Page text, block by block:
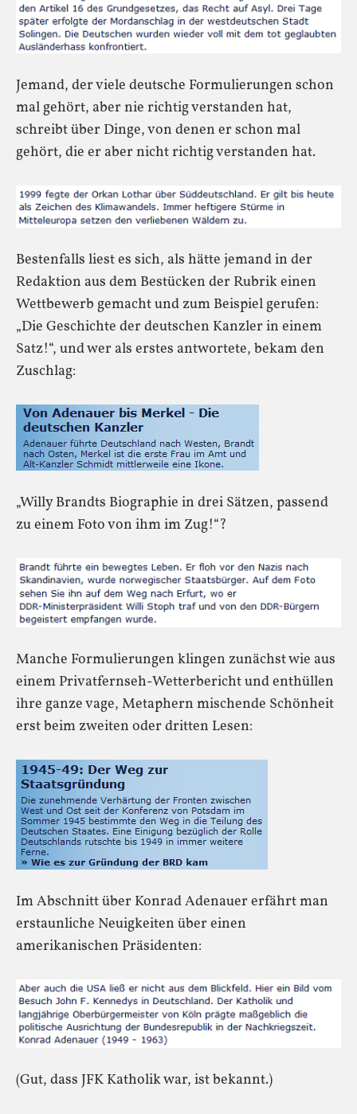
Jemand, der viele deutsche Formulierungen schon
mal gehört, aber nie richtig verstanden hat,
schreibt über Dinge, von denen er schon mal
gehört, die er aber nicht richtig verstanden hat.
Bestenfalls liest es sich, als hätte jemand in der
Redaktion aus dem Bestücken der Rubrik einen
Wettbewerb gemacht und zum Beispiel gerufen:
„Die Geschichte der deutschen Kanzler in einem
Satz!“, und wer als erstes antwortete, bekam den
Zuschlag:
„Willy Brandts Biographie in drei Sätzen, passend
zu einem Foto von ihm im Zug!“?
Manche Formulierungen klingen zunächst wie aus
einem Privatfernseh-Wetterbericht und enthüllen
ihre ganze vage, Metaphern mischende Schönheit
erst beim zweiten oder dritten Lesen:
Im Abschnitt über Konrad Adenauer erfährt man
erstaunliche Neuigkeiten über einen
amerikanischen Präsidenten:
(Gut, dass JFK Katholik war, ist bekannt.)